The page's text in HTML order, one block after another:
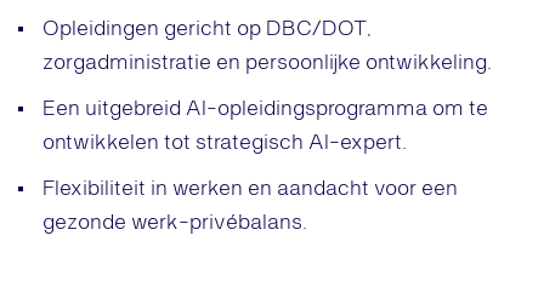
Opleidingen gericht op DBC/DOT,
zorgadministratie en persoonlijke ontwikkeling.
Een uitgebreid AI-opleidingsprogramma om te
ontwikkelen tot strategisch AI-expert.
Flexibiliteit in werken en aandacht voor een
gezonde werk-privébalans.